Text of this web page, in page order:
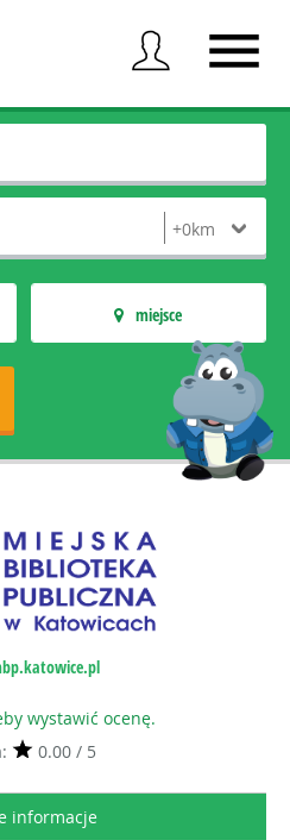
miejsce
wystawić ocenę.
0.00 / 5
informacje